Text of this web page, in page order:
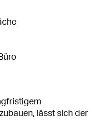
lässt sich der